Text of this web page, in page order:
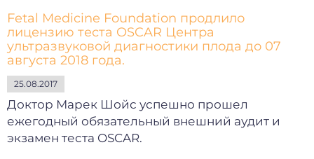
Fetal Medicine Foundation продлило
лицензию теста OSCAR Центра
ультразвуковой диагностики плода до 07
августа 2018 года.
25.08.2017
Доктор Марек Шойс успешно прошел
ежегодный обязательный внешний аудит и
экзамен теста OSCAR.